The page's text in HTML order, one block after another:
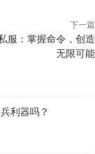
下一篇
服：掌握命令，创造
无限可能
利器吗？